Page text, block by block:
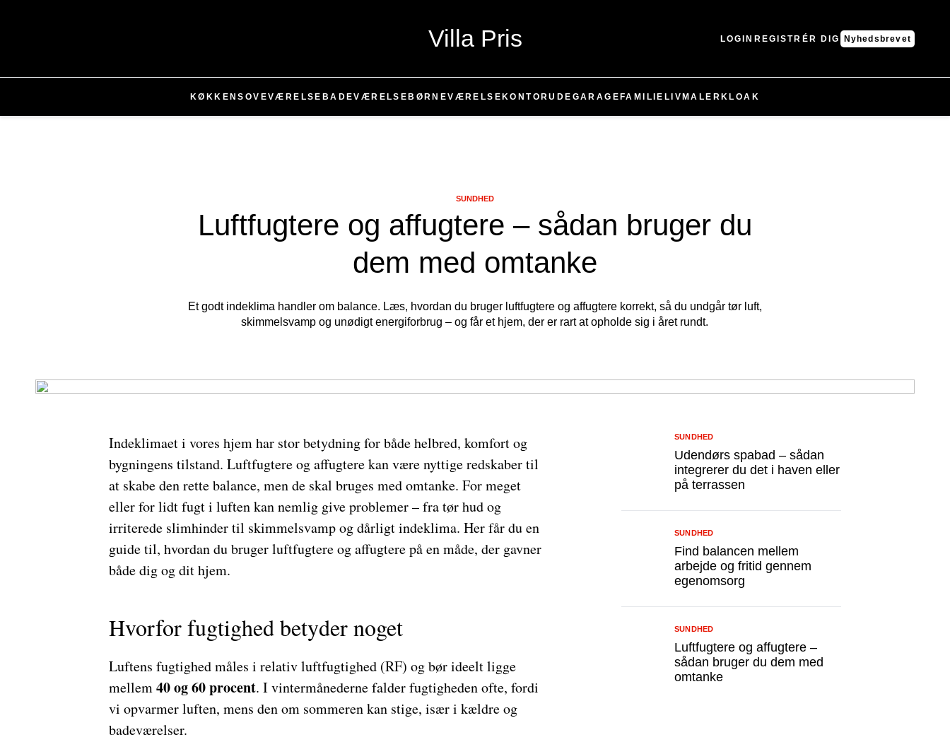
Villa Pris LOGIN REGISTRÉR DIG Nyhedsbrevet
KØKKENSOVEVÆRELSE BADEVÆRELSE BØRNEVÆRELSE KONTORUDE GARAGE FAMILIELIV MALER KLOAK
Luftfugtere og affugtere – sådan bruger du
dem med omtanke
SUNDHED
Et godt indeklima handler om balance. Læs, hvordan du bruger luftfugtere og affugtere korrekt, så du undgår tør luft,
skimmelsvamp og unødigt energiforbrug – og får et hjem, der er rart at opholde sig i året rundt.
Indeklimaet i vores hjem har stor betydning for både helbred, komfort og
bygningens tilstand. Luftfugtere og affugtere kan være nyttige redskaber til
at skabe den rette balance, men de skal bruges med omtanke. For meget
eller for lidt fugt i luften kan nemlig give problemer – fra tør hud og
irriterede slimhinder til skimmelsvamp og dårligt indeklima. Her får du en
guide til, hvordan du bruger luftfugtere og affugtere på en måde, der gavner
både dig og dit hjem.
Hvorfor fugtighed betyder noget
Luftens fugtighed måles i relativ luftfugtighed (RF) og bør ideelt ligge
mellem40 og 60 procent. I vintermånederne falder fugtigheden ofte, fordi
vi opvarmer luften, mens den om sommeren kan stige, især i kældre og
badeværelser.
Udendørs spabad – sådan
integrerer du det i haven eller
på terrassen
SUNDHED
Find balancen mellem
arbejde og fritid gennem
egenomsorg
SUNDHED
Luftfugtere og affugtere –
sådan bruger du dem med
omtanke
SUNDHED